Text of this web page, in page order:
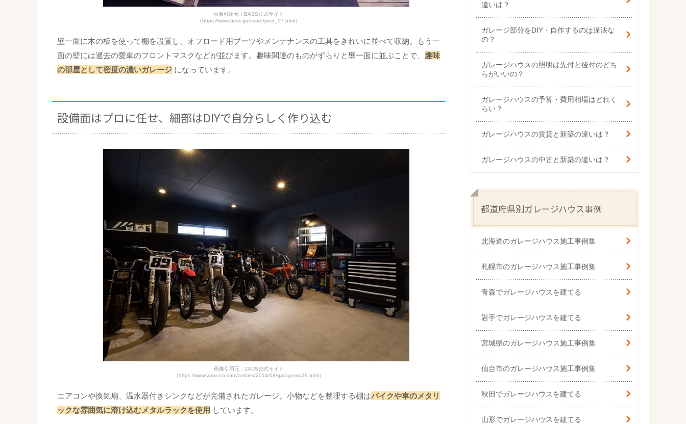
画像引用元：BASS公式サイト
（https://www.bess.jp/owner/post_07.html）
壁一面に木の板を使って棚を設置し、オフロード用ブーツやメンテナンスの工具をきれいに並べて収納。もう一
面の壁には過去の愛車のフロントマスクなどが並びます。趣味関連のものがずらりと壁一面に並ぶことで、 趣味
の部屋として密度の濃いガレージ になっています。
設備面はプロに任せ、 細部はDIYで自分らしく作り込む
画像引用元：ZAUS公式サイト
（https://www.zaus-co.com/articles/2014/08/garagearu29.html）
エアコンや換気扇、温水器付きシンクなどが完備されたガレージ。小物などを整理する棚はバイクや車のメタリ
ックな雰囲気に溶け込むメタルラックを使用 しています。
違いは？
ガレージ部分をDIY・自作するのは違法な
の？
ガレージハウスの照明は先付と後付のどち
らがいいの？
ガレージハウスの予算・費用相場はどれく
らい？
ガレージハウスの賃貸と新築の違いは？
ガレージハウスの中古と新築の違いは？
都道府県別ガレージハウス事例
北海道のガレージハウス施工事例集
札幌市のガレージハウス施工事例集
青森でガレージハウスを建てる
岩手でガレージハウスを建てる
宮城県のガレージハウス施工事例集
仙台市のガレージハウス施工事例集
秋田でガレージハウスを建てる
山形でガレージハウスを建てる